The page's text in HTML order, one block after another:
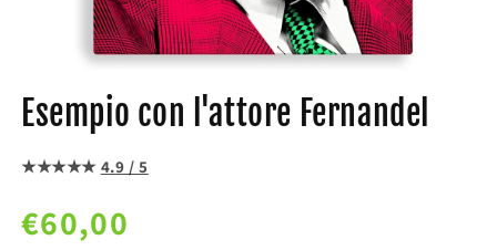
Esempio con l'attore Fernandel
★★★★★ 4.9 / 5
Prezzo
di
€60,00